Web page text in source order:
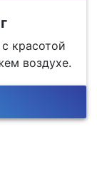
красотой
воздухе.